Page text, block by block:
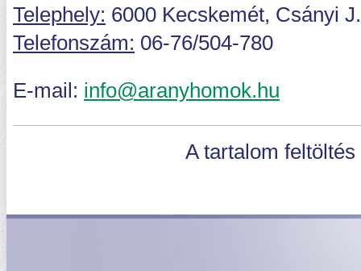
Telephely: 6000 Kecskemét, Csányi
Telefonszám: 06-76/504-780
E-mail: info@aranyhomok.hu
A tartalom